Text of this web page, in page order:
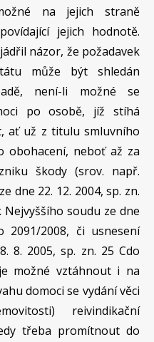
na jejich straně
jejich hodnotě.
názor, že požadavek
může být shledán
není-li možné se
po osobě, jíž stíhá
ať už z titulu smluvního
obohacení, neboť až za
škody (srov. např.
dne 22. 12. 2004, sp. zn.
Nejvyššího soudu ze dne
2091/2008, či usnesení
8. 2005, sp. zn. 25 Cdo
možné vztáhnout i na
domoci se vydání věci
reivindikační
třeba promítnout do